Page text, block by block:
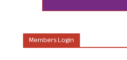
Members Login